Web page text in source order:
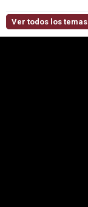
Ver todos los temas